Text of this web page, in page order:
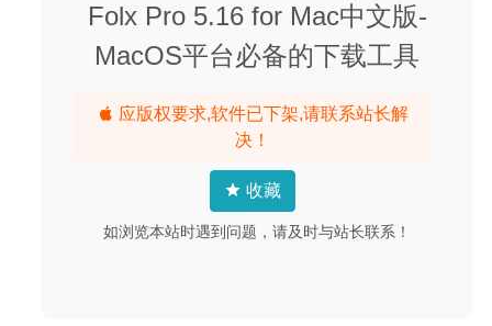
Folx Pro 5.16 for Mac中文版-
MacOS平台必备的下载工具
应版权要求,软件已下架,请联系站长解
决！
收藏
如浏览本站时遇到问题，请及时与站长联系！
RAW Power 3.0.4 – 优秀的RAW图像处理工具 2020-08-23
MacBooster 8 Pro 8.0.2 for Mac中文版-专业的MAC清理优
Affinity Photo Beta 1.8.2.170 for Mac中文版-专业级修图软
Mirror for Chromecast TV 2.10.3 – Chromecast(谷歌盒子)